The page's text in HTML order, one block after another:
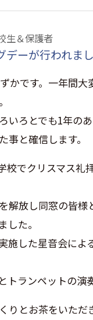
生＆保護者
デーが行われま
かです。一年間大
いろとでも1年の
事と確信します。
校でクリスマス礼
解放し同窓の皆様
した。
施した星音会によ
トランペットの演
りとお茶をいただ